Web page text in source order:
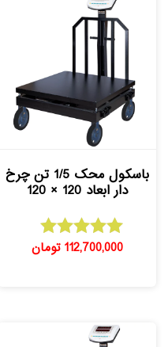
باسکول محک 1/5 تن چرخ
دار ابعاد 120 × 120
امتیاز
5.00
112,700,000 تومان